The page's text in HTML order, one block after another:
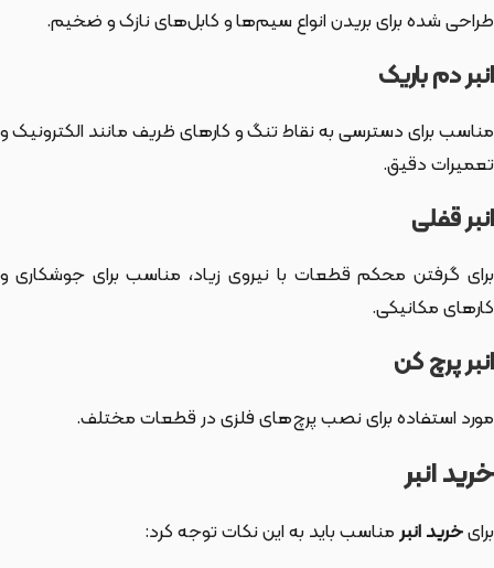
طراحی شده برای بریدن انواع سیم‌ها و کابل‌های نازک و ضخیم.
انبر دم باریک
مناسب برای دسترسی به نقاط تنگ و کارهای ظریف مانند الکترونیک و
تعمیرات دقیق.
انبر قفلی
برای گرفتن محکم قطعات با نیروی زیاد، مناسب برای جوشکاری و
کارهای مکانیکی.
انبر پرچ کن
مورد استفاده برای نصب پرچ‌های فلزی در قطعات مختلف.
خرید انبر
برایخرید انبرمناسب باید به این نکات توجه کرد: